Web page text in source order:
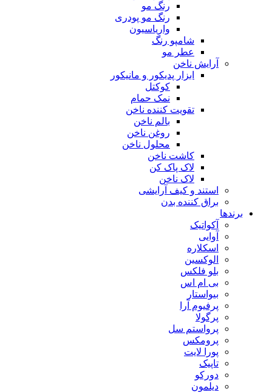
رنگ مو
رنگ مو پودری
واریاسیون
شامپو رنگ
عطر مو
آرایش ناخن
ابزار پدیکور و مانیکور
کوکتل
نمک حمام
تقویت کننده ناخن
بالم ناخن
روغن ناخن
محلول ناخن
کاشت ناخن
لاک پاک کن
لاک ناخن
استند و کیف آرایشی
براق کننده بدن
برندها
آکواتیک
آوایی
اسکلاره
الوکسین
بلو فلکس
بی ام اس
بیواستار
پرفیوم آرا
پرگولا
پرواستم سل
پرومکس
پورا لایت
تاپیک
دورکو
دیلمون